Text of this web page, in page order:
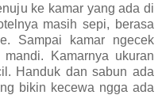
ke kamar yang ada di
masih sepi, berasa
Sampai kamar ngecek
Kamarnya ukuran
Handuk dan sabun ada
bikin kecewa ngga ada